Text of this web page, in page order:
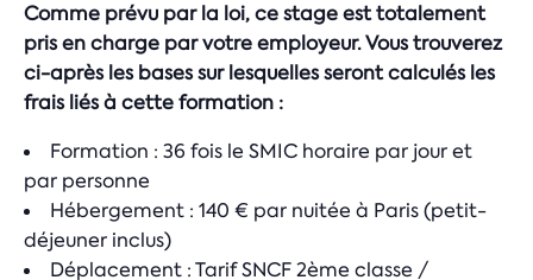
Comme prévu par la loi, ce stage est totalement
pris en charge par votre employeur. Vous trouverez
ci-après les bases sur lesquelles seront calculés les
frais liés à cette formation :
Formation : 36 fois le SMIC horaire par jour et
par personne
Hébergement : 140 € par nuitée à Paris (petit-
déjeuner inclus)
Déplacement : Tarif SNCF 2ème classe /